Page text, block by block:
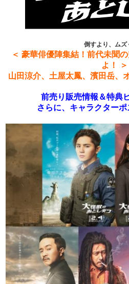
倒すより、ムズ
＜ 豪華俳優陣集結！前代未聞
よ！ ＞
山田涼介、土屋太鳳、濱田岳、
前売り販売情報＆特典
さらに、キャラクターポ